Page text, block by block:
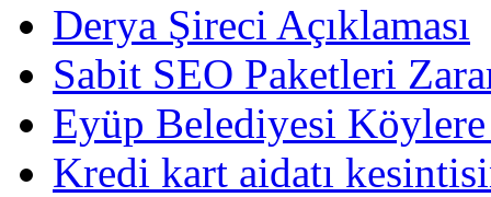
Derya Şireci Açıklaması
Sabit SEO Paketleri
Eyüp Belediyesi
Kredi kart aidatı